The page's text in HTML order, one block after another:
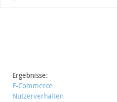
Ergebnisse:
E-Commerce
Nutzerverhalten